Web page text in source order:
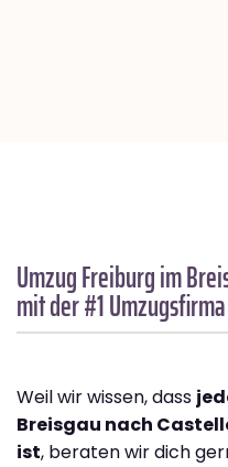
Umzug Freiburg im
mit der #1 Umzugsfirma
Weil wir wissen, dass
Breisgau nach
ist, beraten wir dich